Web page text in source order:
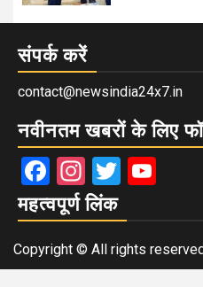
संपर्क करें
contact@newsindia24x7.in
नवीनतम खबरों के लिए
Facebook
Instagram
Twitter
महत्वपूर्ण लिंक
Copyright © All rights